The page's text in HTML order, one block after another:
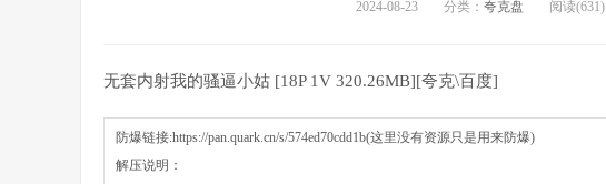
2024-08-23 分类： 夸克盘 阅读(631)
无套内射我的骚逼小姑 [18P 1V 320.26MB][夸克\百度]
防爆链接:https://pan.quark.cn/s/574ed70cdd1b(这里没有资源只是用来防爆)
解压说明：